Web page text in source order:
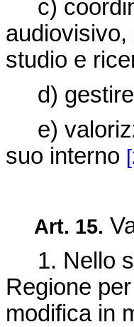
c)
audiovisivo,
studio e
d) gestire
e)
suo interno
Art. 15.
1. Nello
Regione
modifica in